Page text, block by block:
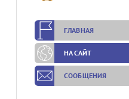
ГЛАВНАЯ
НА САЙТ
СООБЩЕНИЯ